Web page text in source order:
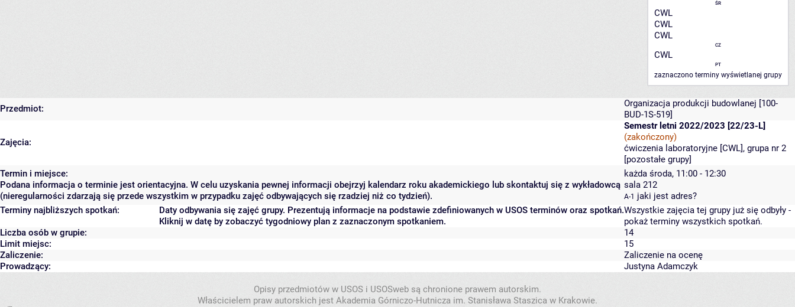
ŚR
CWL
CWL
CWL
CZ
CWL
PT
zaznaczono terminy wyświetlanej grupy
Przedmiot: Organizacja produkcji budowlanej [100-
BUD-1S-519]
Zajęcia:
Semestr letni 2022/2023 [22/23-L]
(zakończony)
ćwiczenia laboratoryjne [CWL], grupa nr 2
[pozostałe grupy]
Termin i miejsce:
Podana informacja o terminie jest orientacyjna. W celu uzyskania pewnej informacji obejrzyj kalendarz roku akademickiego lub skontaktuj się z wykładowcą
(nieregularności zdarzają się przede wszystkim w przypadku zajęć odbywających się rzadziej niż co tydzień).
każda środa, 11:00 - 12:30
sala 212
A-1
jaki jest adres?
Terminy najbliższych spotkań:
Daty odbywania się zajęć grupy. Prezentują informacje na podstawie zdefiniowanych w USOS terminów oraz spotkań.
Kliknij w datę by zobaczyć tygodniowy plan z zaznaczonym spotkaniem.
Wszystkie zajęcia tej grupy już się odbyły -
pokaż terminy wszystkich spotkań.
Liczba osób w grupie:
14
Limit miejsc:
15
Zaliczenie:
Zaliczenie na ocenę
Prowadzący:
Justyna Adamczyk
Opisy przedmiotów w USOS i USOSweb są chronione prawem autorskim.
Właścicielem praw autorskich jest Akademia Górniczo-Hutnicza im. Stanisława Staszica w Krakowie.